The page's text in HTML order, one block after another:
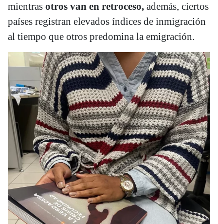
mientras otros van en retroceso, además, ciertos
países registran elevados índices de inmigración
al tiempo que otros predomina la emigración.